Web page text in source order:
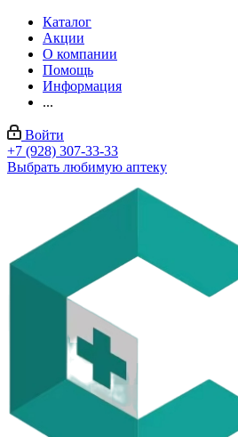
Каталог
Акции
О компании
Помощь
Информация
...
Войти
+7 (928) 307-33-33
Выбрать любимую аптеку